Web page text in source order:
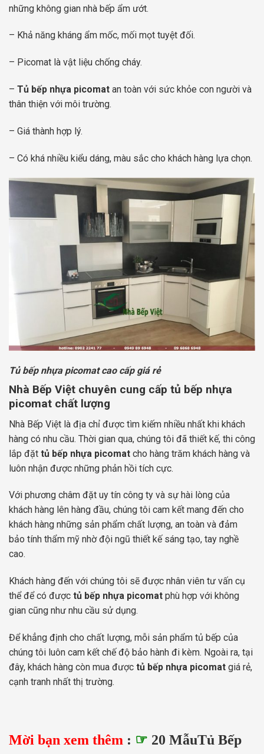
những không gian nhà bếp ẩm ướt.
– Khả năng kháng ẩm mốc, mối mọt tuyệt đối.
– Picomat là vật liệu chống cháy.
– Tủ bếp nhựa picomat an toàn với sức khỏe con người và
thân thiện với môi trường.
– Giá thành hợp lý.
– Có khá nhiều kiểu dáng, màu sắc cho khách hàng lựa chọn.
Tủ bếp nhựa picomat cao cấp giá rẻ
Nhà Bếp Việt chuyên cung cấp tủ bếp nhựa
picomat chất lượng
Nhà Bếp Việt là địa chỉ được tìm kiếm nhiều nhất khi khách
hàng có nhu cầu. Thời gian qua, chúng tôi đã thiết kế, thi công
lắp đặt tủ bếp nhựa picomat cho hàng trăm khách hàng và
luôn nhận được những phản hồi tích cực.
Với phương châm đặt uy tín công ty và sự hài lòng của
khách hàng lên hàng đầu, chúng tôi cam kết mang đến cho
khách hàng những sản phẩm chất lượng, an toàn và đảm
bảo tính thẩm mỹ nhờ đội ngũ thiết kế sáng tạo, tay nghề
cao.
Khách hàng đến với chúng tôi sẽ được nhân viên tư vấn cụ
thể để có được tủ bếp nhựa picomat phù hợp với không
gian cũng như nhu cầu sử dụng.
Để khẳng định cho chất lượng, mỗi sản phẩm tủ bếp của
chúng tôi luôn cam kết chế độ bảo hành đi kèm. Ngoài ra, tại
đây, khách hàng còn mua được tủ bếp nhựa picomat giá rẻ,
cạnh tranh nhất thị trường.
Mời bạn xem thêm : ☞ 20 MẫuTủ Bếp